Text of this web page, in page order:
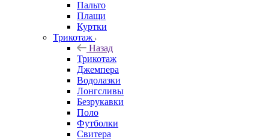
Пальто
Плащи
Куртки
Трикотаж
Назад
Трикотаж
Джемпера
Водолазки
Лонгсливы
Безрукавки
Поло
Футболки
Свитера